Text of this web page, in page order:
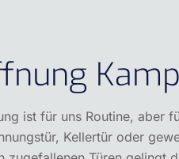
ist für uns Routine, aber
Kellertür oder